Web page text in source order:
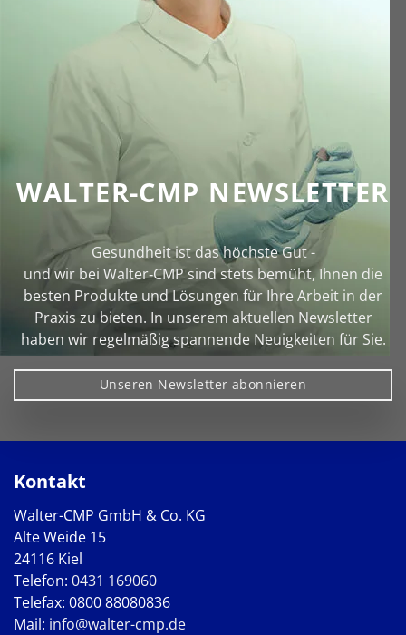
WALTER-CMP NEWSLETTER
Gesundheit ist das höchste Gut -
und wir bei Walter‑CMP sind stets bemüht, Ihnen die
besten Produkte und Lösungen für Ihre Arbeit in der
Praxis zu bieten. In unserem aktuellen Newsletter
haben wir regelmäßig spannende Neuigkeiten für Sie.
Unseren Newsletter abonnieren
Kontakt
Walter-CMP GmbH & Co. KG
Alte Weide 15
24116 Kiel
Telefon: 0431 169060
Telefax: 0800 88080836
Mail: info@walter-cmp.de